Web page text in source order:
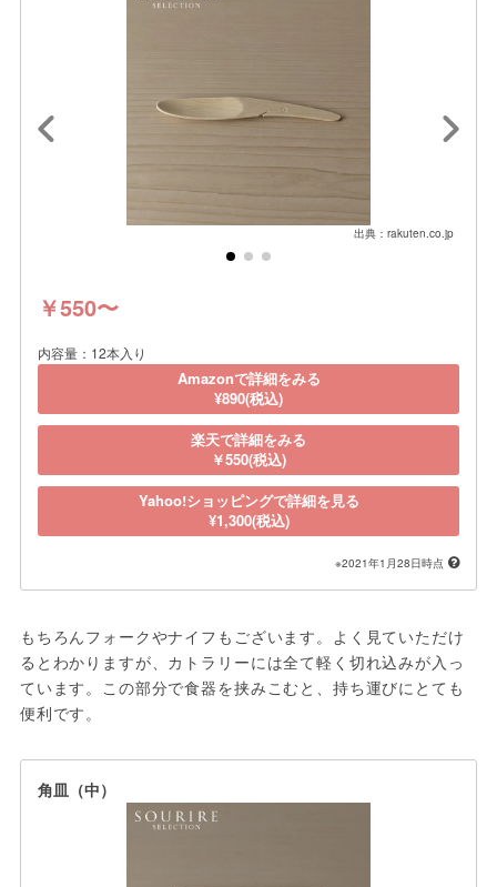
出典：rakuten.co.jp
￥550〜
内容量：12本入り
Amazonで詳細をみる
¥890(税込)
楽天で詳細をみる
￥550(税込)
Yahoo!ショッピングで詳細を見る
¥1,300(税込)
※2021年1月28日時点
もちろんフォークやナイフもございます。よく見ていただけ
るとわかりますが、カトラリーには全て軽く切れ込みが入っ
ています。この部分で食器を挟みこむと、持ち運びにとても
便利です。
角皿（中）